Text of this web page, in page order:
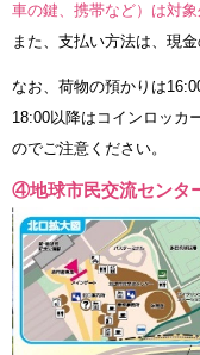
車の鍵、携帯など）は対象
また、支払い方法は、現金
なお、荷物の預かりは
18:00以降はコインロッカ
のでご注意ください。
④地球市民交流センタ